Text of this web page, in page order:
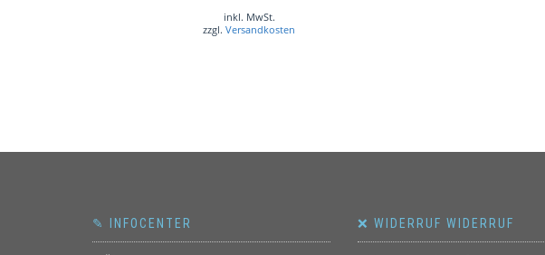
€ 8,60
inkl. MwSt.
zzgl.Versandkosten
✎ INFOCENTER ❌ WIDERRUF WIDERRUF